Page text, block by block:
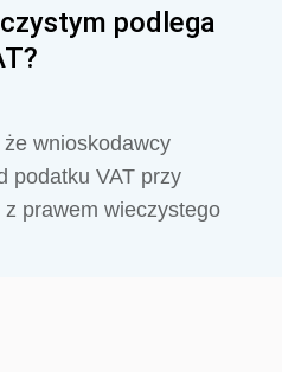
podlega
że wnioskodawcy
podatku VAT przy
prawem wieczystego